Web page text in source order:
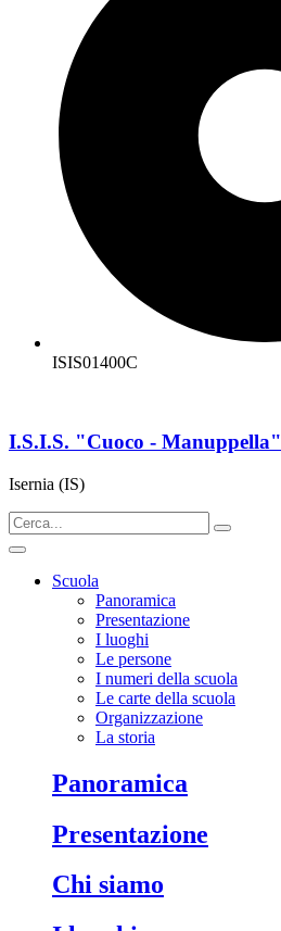
ISIS01400C
I.S.I.S. "Cuoco - Manuppella"
Isernia (IS)
Scuola
Panoramica
Presentazione
I luoghi
Le persone
I numeri della scuola
Le carte della scuola
Organizzazione
La storia
panoramica
presentazione
chi siamo